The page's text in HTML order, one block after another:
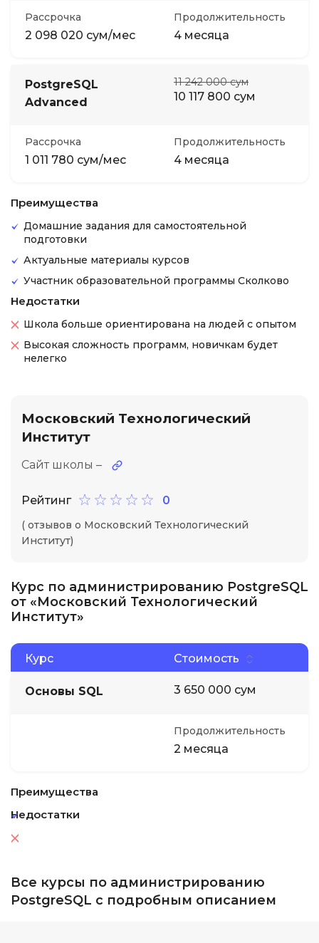
Рассрочка
2 098 020 сум/мес
Продолжительность
4 месяца
PostgreSQL
Advanced
11 242 000 сум
10 117 800 сум
Рассрочка
1 011 780 сум/мес
Продолжительность
4 месяца
Преимущества
Домашние задания для самостоятельной
подготовки
Актуальные материалы курсов
Участник образовательной программы Сколково
Недостатки
Школа больше ориентирована на людей с опытом
Высокая сложность программ, новичкам будет
нелегко
Московский Технологический
Институт
Сайт школы –
Рейтинг 0
( отзывов о Московский Технологический
Институт)
Курс по администрированию PostgreSQL
от «Московский Технологический
Институт»
Курс Стоимость
Основы SQL 3 650 000 сум
Продолжительность
2 месяца
Преимущества
Недостатки
Все курсы по администрированию
PostgreSQL с подробным описанием